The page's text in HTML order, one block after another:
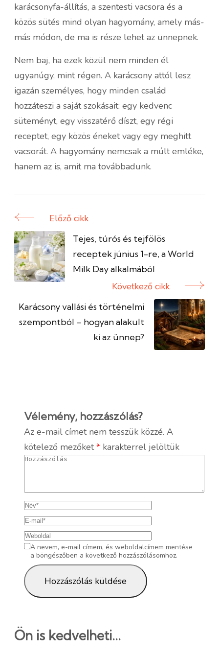
karácsonyfa-állítás, a szentesti vacsora és a
közös sütés mind olyan hagyomány, amely más-
más módon, de ma is része lehet az ünnepnek.
Nem baj, ha ezek közül nem minden él
ugyanúgy, mint régen. A karácsony attól lesz
igazán személyes, hogy minden család
hozzáteszi a saját szokásait: egy kedvenc
süteményt, egy visszatérő díszt, egy régi
receptet, egy közös éneket vagy egy meghitt
vacsorát. A hagyomány nemcsak a múlt emléke,
hanem az is, amit ma továbbadunk.
Bejegyzés
navigáció
Előző cikk
Tejes, túrós és tejfölös
receptek június 1-re, a World
Milk Day alkalmából
Következő cikk
Karácsony vallási és történelmi
szempontból – hogyan alakult
ki az ünnep?
Vélemény, hozzászólás?
Az e-mail címet nem tesszük közzé. A
kötelező mezőket* karakterrel jelöltük
A nevem, e-mail címem, és weboldalcímem mentése
a böngészőben a következő hozzászólásomhoz.
Ön is kedvelheti...